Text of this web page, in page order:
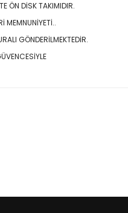
ÖN DİSK TAKIMIDIR.
MEMNUNİYETİ..
GÖNDERİLMEKTEDİR.